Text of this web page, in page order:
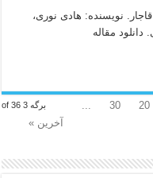
نویسنده: هادی نوری،
مقاله
برگه 3 of 36 20
30
آخرین »